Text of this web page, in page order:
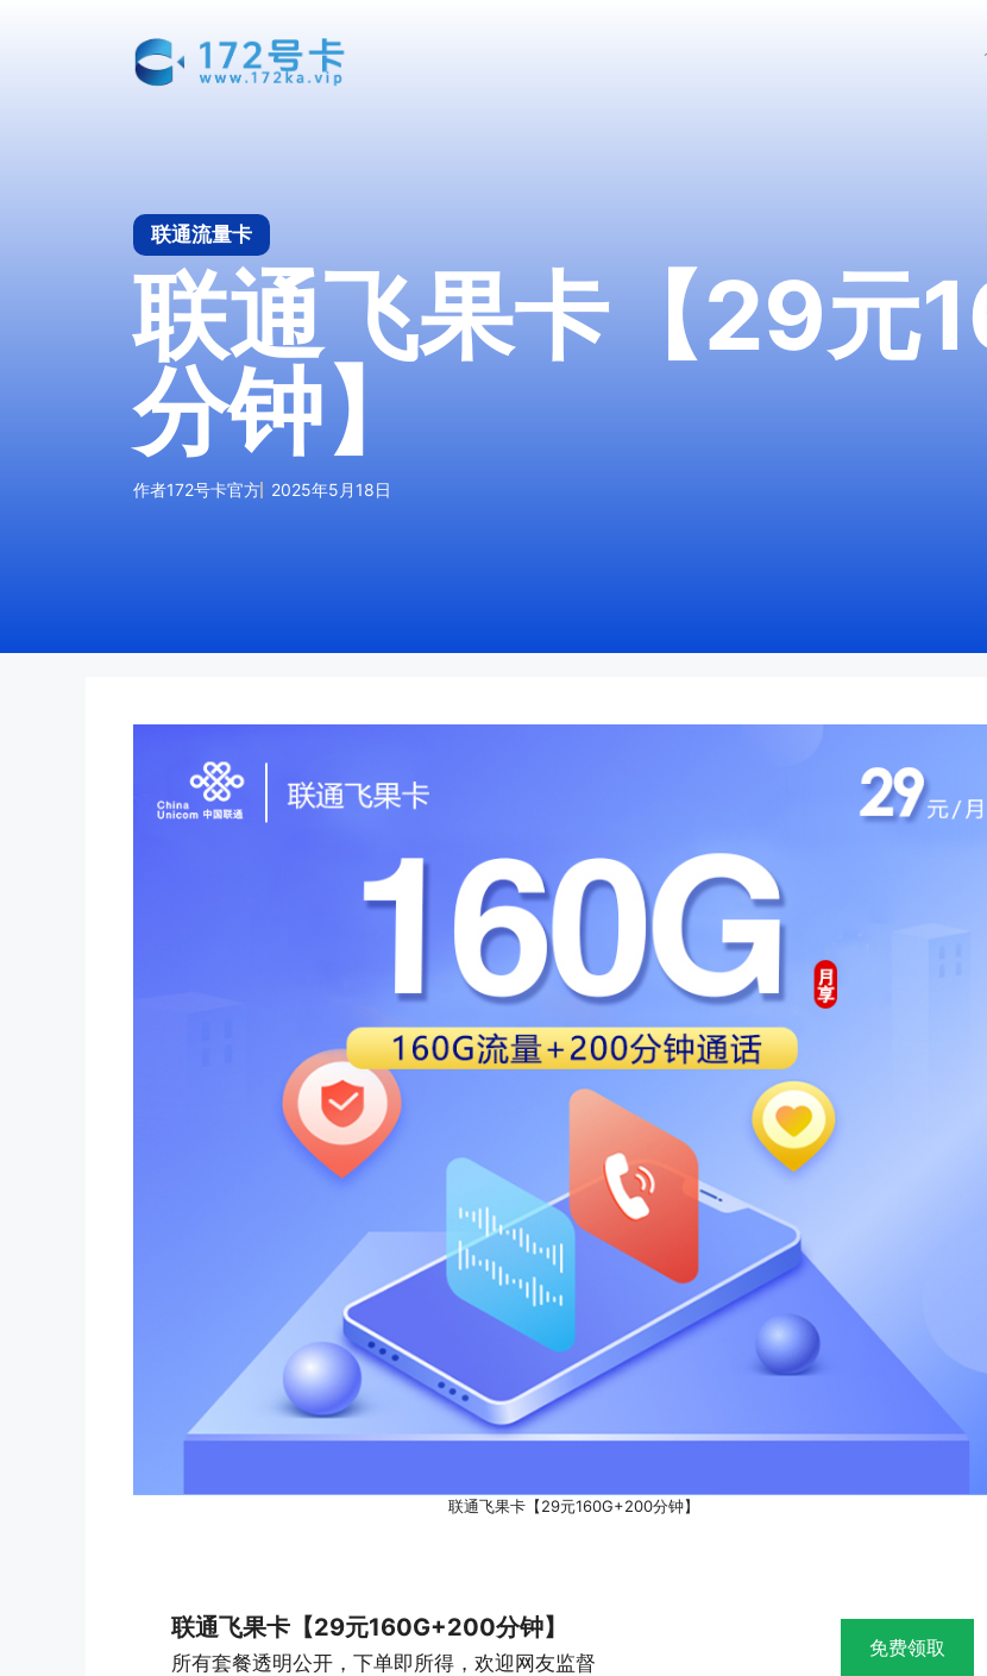
联通流量卡
联通飞果卡【29元
分钟】
作者172号卡官方 2025年5月18日
联通飞果卡【29元160G+200分钟】
联通飞果卡【29元160G+200分钟】
所有套餐透明公开，下单即所得，欢迎网友监督
免费领取